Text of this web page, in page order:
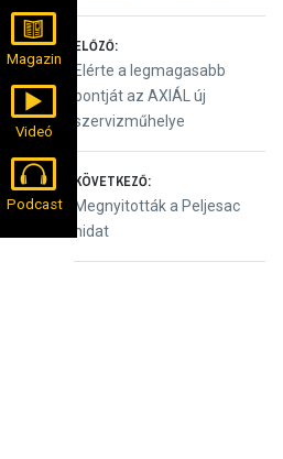
Bejegyzés
navigáció
ELŐZŐ:
Előző
bejegyzés:
Elérte a legmagasabb
pontját az AXIÁL új
szervizműhelye
KÖVETKEZŐ:
Következő
bejegyzés:
Megnyitották a Peljesac
hidat
Magazin
Videó
Podcast